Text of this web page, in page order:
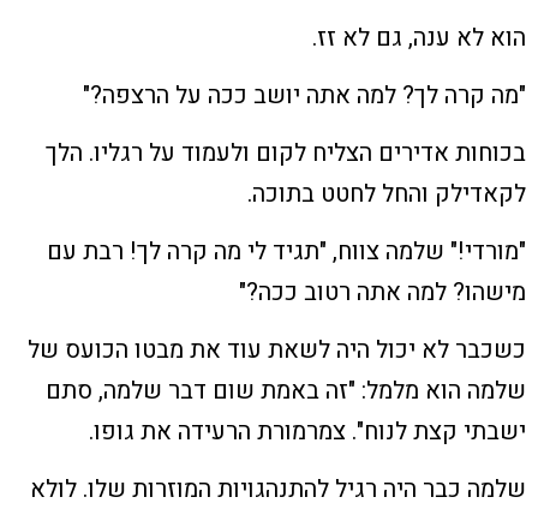
הוא לא ענה, גם לא זז.
"מה קרה לך? למה אתה יושב ככה על הרצפה?"
בכוחות אדירים הצליח לקום ולעמוד על רגליו. הלך
לקאדילק והחל לחטט בתוכה.
"מורדי!" שלמה צווח, "תגיד לי מה קרה לך! רבת עם
מישהו? למה אתה רטוב ככה?"
כשכבר לא יכול היה לשאת עוד את מבטו הכועס של
שלמה הוא מלמל: "זה באמת שום דבר שלמה, סתם
ישבתי קצת לנוח". צמרמורת הרעידה את גופו.
שלמה כבר היה רגיל להתנהגויות המוזרות שלו. לולא